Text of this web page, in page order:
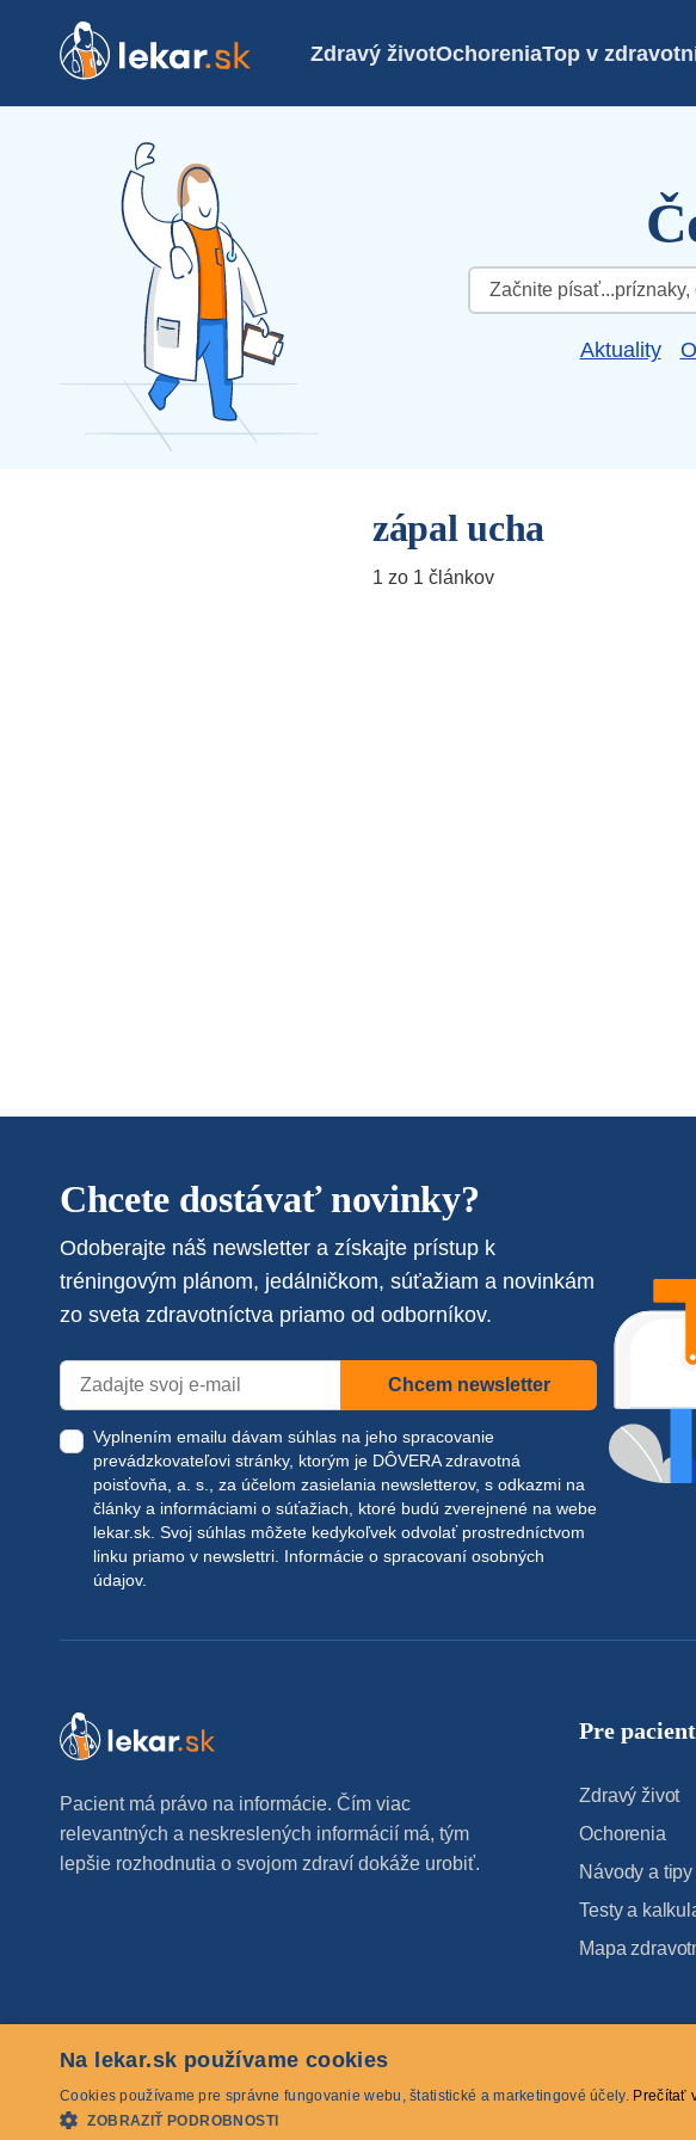
Zdravý životOchoreniaTop v
Hľadať:
Aktuality
zápal ucha
1 zo 1 článkov
Chcete dostávať novinky?
Odoberajte náš newsletter a získajte prístup k
tréningovým plánom, jedálničkom, súťažiam a novinkám
zo sveta zdravotníctva priamo od odborníkov.
Chcem newsletter
Vyplnením emailu dávam súhlas na jeho spracovanie
prevádzkovateľovi stránky, ktorým je DÔVERA zdravotná
poisťovňa, a. s., za účelom zasielania newsletterov, s odkazmi na
články a informáciami o súťažiach, ktoré budú zverejnené na webe
lekar.sk . Svoj súhlas môžete kedykoľvek odvolať prostredníctvom
linku priamo v newslettri. Informácie o spracovaní osobných
údajov.
Pacient má právo na informácie. Čím viac
relevantných a neskreslených informácií má, tým
lepšie rozhodnutia o svojom zdraví dokáže urobiť.
Pre
Zdravý život
Ochorenia
Návody a tipy
Testy a
Mapa
© 2026 lekar.sk Všetky práva vyhradené
Na lekar.sk používame cookies
Cookies používame pre správne fungovanie webu, štatistické a marketingové účely. Prečítať
ZOBRAZIŤ PODROBNOSTI